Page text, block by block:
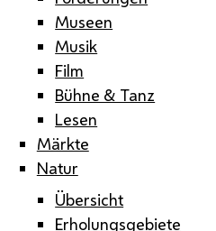
Museen
Musik
Film
Bühne & Tanz
Lesen
Märkte
Natur
Übersicht
Erholungsgebiete